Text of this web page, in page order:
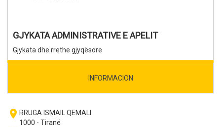
GJYKATA ADMINISTRATIVE E APELIT
Gjykata dhe rrethe gjyqësore
INFORMACION
room RRUGA ISMAIL QEMALI
1000 - Tiranë